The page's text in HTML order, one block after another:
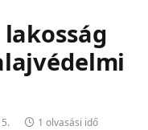
1 olvasási idő